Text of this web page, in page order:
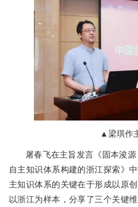
▲梁琪作
屠春飞在主旨发言《固本浚
自主知识体系构建的浙江探索》
主知识体系的关键在于形成以原
以浙江为样本，分享了三个关键